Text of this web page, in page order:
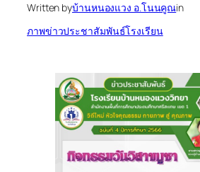
Written byบ้านหนองแวง อ.โนนคูณin
ภาพข่าวประชาสัมพันธ์โรงเรียน